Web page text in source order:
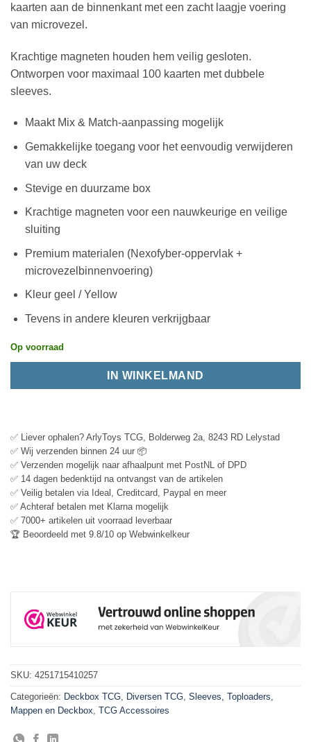
kaarten aan de binnenkant met een zacht laagje voering
van microvezel.
Krachtige magneten houden hem veilig gesloten.
Ontworpen voor maximaal 100 kaarten met dubbele
sleeves.
Maakt Mix & Match-aanpassing mogelijk
Gemakkelijke toegang voor het eenvoudig verwijderen
van uw deck
Stevige en duurzame box
Krachtige magneten voor een nauwkeurige en veilige
sluiting
Premium materialen (Nexofyber-oppervlak +
microvezelbinnenvoering)
Kleur geel / Yellow
Tevens in andere kleuren verkrijgbaar
Op voorraad
IN WINKELMAND
✅ Liever ophalen? ArlyToys TCG, Bolderweg 2a, 8243 RD Lelystad
✅ Wij verzenden binnen 24 uur 📦
✅ Verzenden mogelijk naar afhaalpunt met PostNL of DPD
✅ 14 dagen bedenktijd na ontvangst van de artikelen
✅ Veilig betalen via Ideal, Creditcard, Paypal en meer
✅ Achteraf betalen met Klarna mogelijk
✅ 7000+ artikelen uit voorraad leverbaar
🏆 Beoordeeld met 9.8/10 op Webwinkelkeur
SKU: 4251715410257
Categorieën: Deckbox TCG, Diversen TCG, Sleeves, Toploaders,
Mappen en Deckbox, TCG Accessoires